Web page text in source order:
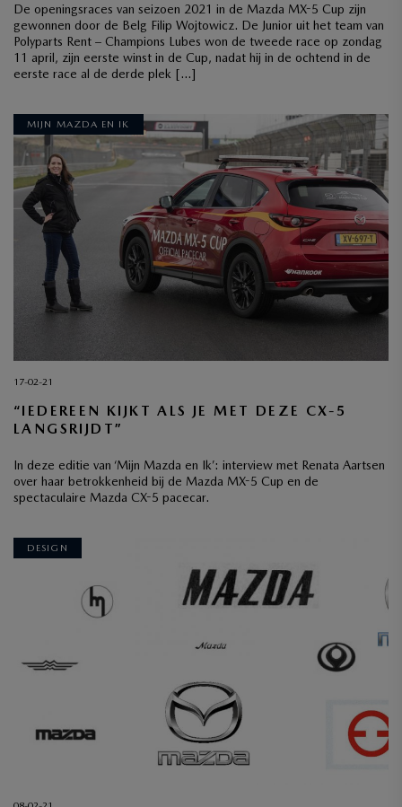
De openingsraces van seizoen 2021 in de Mazda MX-5 Cup zijn
gewonnen door de Belg Filip Wojtowicz. De Junior uit het team van
Polyparts Rent – Champions Lubes won de tweede race op zondag
11 april, zijn eerste winst in de Cup, nadat hij in de ochtend in de
eerste race al de derde plek […]
MIJN MAZDA EN IK
17-02-21
“IEDEREEN KIJKT ALS JE MET DEZE CX-5
LANGSRIJDT”
In deze editie van ‘Mijn Mazda en Ik’: interview met Renata Aartsen
over haar betrokkenheid bij de Mazda MX-5 Cup en de
spectaculaire Mazda CX-5 pacecar.
DESIGN